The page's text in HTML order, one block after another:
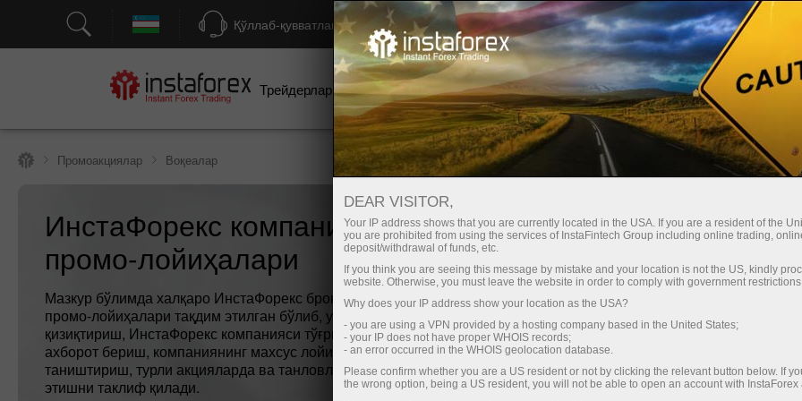
Қўллаб-қувватлаш Ҳисоб-варағини тез очиш Савдо платформаси
Трейдерлар учун
Энди иш
бошлаётганлар
учун
Инвесторлар учун Ҳамкорлар учун
Промоакциялар Воқеалар
ИнстаФорекс компаниясининг
промо-лойиҳалари
Мазкур бўлимда халқаро ИнстаФорекс брокерининг турли хил
промо-лойиҳалари тақдим этилган бўлиб, улар мижозларни
қизиқтириш, ИнстаФорекс компанияси тўғрисида кўпроқ
ахборот бериш, компаниянинг махсус лойиҳалари билан
таништириш, турли акцияларда ва танловларда иштирок
этишни таклиф қилади.
DEAR VISITOR,
Your IP address shows that you are currently located in the USA. If you are a resident of the
you are prohibited from using the services of InstaFintech Group including online trading,
deposit/withdrawal of funds, etc.
If you think you are seeing this message by mistake and your location is not the US, kindly
website. Otherwise, you must leave the website in order to comply with government
Why does your IP address show your location as the USA?
- you are using a VPN provided by a hosting company based in the United States;
- your IP does not have proper WHOIS records;
- an error occurred in the WHOIS geolocation database.
Please confirm whether you are a US resident or not by clicking the relevant button below. If
the wrong option, being a US resident, you will not be able to open an account with InstaForex